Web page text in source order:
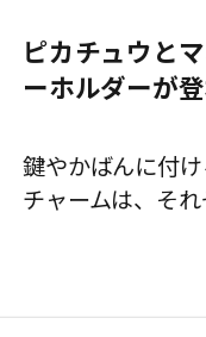
ピカチュウと
ーホルダーが
鍵やかばんに付
チャームは、そ